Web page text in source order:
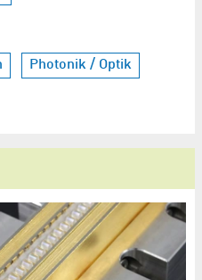
Photonik / Optik